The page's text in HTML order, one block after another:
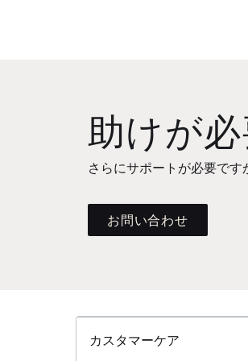
助けが
さらにサポートが必要です
お問い合わせ
カスタマーケア